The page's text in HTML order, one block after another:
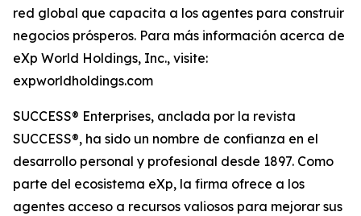
red global que capacita a los agentes para construir
negocios prósperos. Para más información acerca de
eXp World Holdings, Inc., visite:
expworldholdings.com
SUCCESS® Enterprises, anclada por la revista
SUCCESS®, ha sido un nombre de confianza en el
desarrollo personal y profesional desde 1897. Como
parte del ecosistema eXp, la firma ofrece a los
agentes acceso a recursos valiosos para mejorar sus